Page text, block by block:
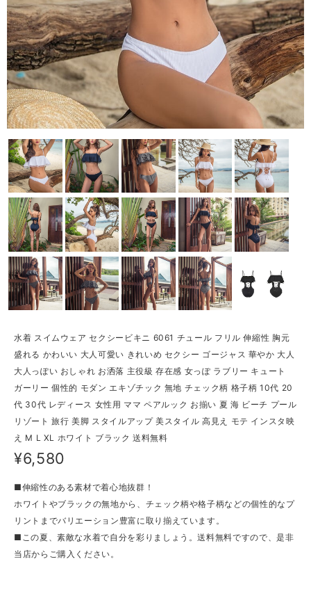
水着 スイムウェア セクシービキニ 6061 チュール フリル 伸縮性 胸元
盛れる かわいい 大人可愛い きれいめ セクシー ゴージャス 華やか 大人
大人っぽい おしゃれ お洒落 主役級 存在感 女っぽ ラブリー キュート
ガーリー 個性的 モダン エキゾチック 無地 チェック柄 格子柄 10代 20
代 30代 レディース 女性用 ママ ペアルック お揃い 夏 海 ビーチ プール
リゾート 旅行 美脚 スタイルアップ 美スタイル 高見え モテ インスタ映
え M L XL ホワイト ブラック 送料無料
¥6,580
■伸縮性のある素材で着心地抜群！
ホワイトやブラックの無地から、チェック柄や格子柄などの個性的なプ
リントまでバリエーション豊富に取り揃えています。
■この夏、素敵な水着で自分を彩りましょう。送料無料ですので、是非
当店からご購入ください。